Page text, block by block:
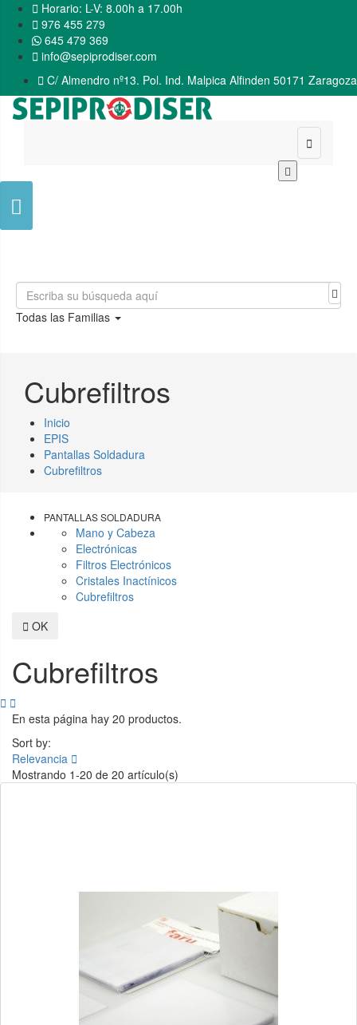
 Horario: L-V: 8.00h a 17.00h
 976 455 279
645 479 369
 info@sepiprodiser.com
 C/ Almendro nº13. Pol. Ind. Malpica Alfinden 50171 Zaragoza


Todas las Familias
Cubrefiltros
Inicio
EPIS
Pantallas Soldadura
Cubrefiltros
PANTALLAS SOLDADURA
Mano y Cabeza
Electrónicas
Filtros Electrónicos
Cristales Inactínicos
Cubrefiltros
 OK
Cubrefiltros
 
En esta página hay 20 productos.
Sort by:
Relevancia 
Mostrando 1-20 de 20 artículo(s)